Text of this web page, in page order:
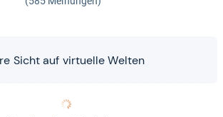
Sicht auf vir­tu­elle Wel­ten